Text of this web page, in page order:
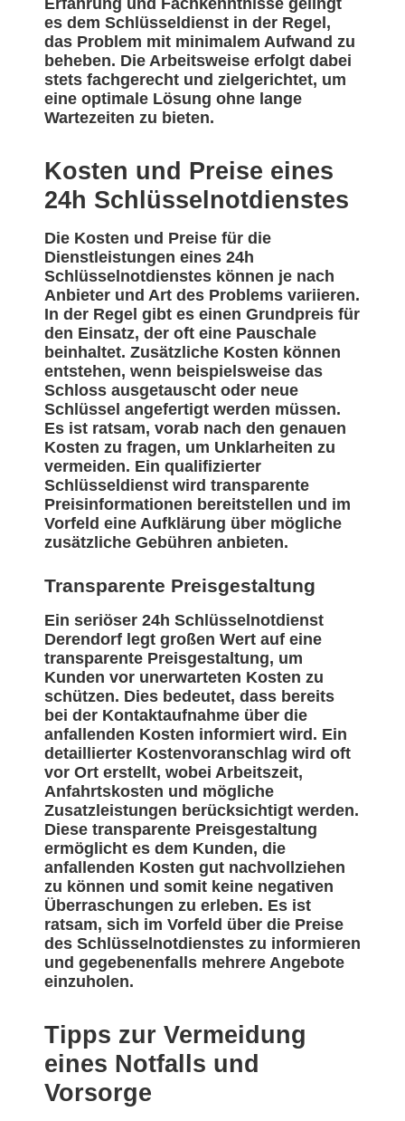
Erfahrung und Fachkenntnisse gelingt
es dem Schlüsseldienst in der Regel,
das Problem mit minimalem Aufwand zu
beheben. Die Arbeitsweise erfolgt dabei
stets fachgerecht und zielgerichtet, um
eine optimale Lösung ohne lange
Wartezeiten zu bieten.
Kosten und Preise eines
24h Schlüsselnotdienstes
Die Kosten und Preise für die
Dienstleistungen eines 24h
Schlüsselnotdienstes können je nach
Anbieter und Art des Problems variieren.
In der Regel gibt es einen Grundpreis für
den Einsatz, der oft eine Pauschale
beinhaltet. Zusätzliche Kosten können
entstehen, wenn beispielsweise das
Schloss ausgetauscht oder neue
Schlüssel angefertigt werden müssen.
Es ist ratsam, vorab nach den genauen
Kosten zu fragen, um Unklarheiten zu
vermeiden. Ein qualifizierter
Schlüsseldienst wird transparente
Preisinformationen bereitstellen und im
Vorfeld eine Aufklärung über mögliche
zusätzliche Gebühren anbieten.
Transparente Preisgestaltung
Ein seriöser 24h Schlüsselnotdienst
Derendorf legt großen Wert auf eine
transparente Preisgestaltung, um
Kunden vor unerwarteten Kosten zu
schützen. Dies bedeutet, dass bereits
bei der Kontaktaufnahme über die
anfallenden Kosten informiert wird. Ein
detaillierter Kostenvoranschlag wird oft
vor Ort erstellt, wobei Arbeitszeit,
Anfahrtskosten und mögliche
Zusatzleistungen berücksichtigt werden.
Diese transparente Preisgestaltung
ermöglicht es dem Kunden, die
anfallenden Kosten gut nachvollziehen
zu können und somit keine negativen
Überraschungen zu erleben. Es ist
ratsam, sich im Vorfeld über die Preise
des Schlüsselnotdienstes zu informieren
und gegebenenfalls mehrere Angebote
einzuholen.
Tipps zur Vermeidung
eines Notfalls und
Vorsorge